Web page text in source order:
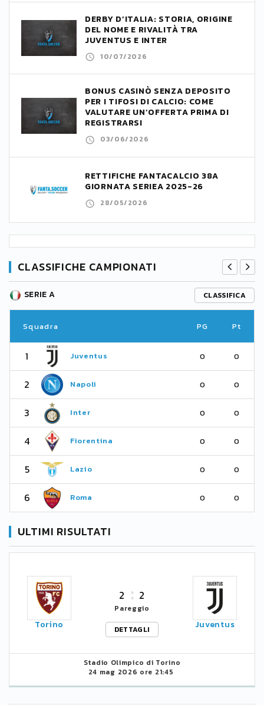
DERBY D’ITALIA: STORIA, ORIGINE
DEL NOME E RIVALITÀ TRA
JUVENTUS E INTER
10/07/2026
BONUS CASINÒ SENZA DEPOSITO
PER I TIFOSI DI CALCIO: COME
VALUTARE UN’OFFERTA PRIMA DI
REGISTRARSI
03/06/2026
RETTIFICHE FANTACALCIO 38A
GIORNATA SERIEA 2025-26
28/05/2026
CLASSIFICHE CAMPIONATI
SERIE A CLASSIFICA
Squadra PG Pt
1 Juventus 0 0
2 Napoli 0 0
3 Inter 0 0
4 Fiorentina 0 0
5 Lazio 0 0
6 Roma 0 0
ULTIMI RISULTATI
Torino
2 2
Pareggio
DETTAGLI
Juventus
Stadio Olimpico di Torino
24 mag 2026 ore 21:45